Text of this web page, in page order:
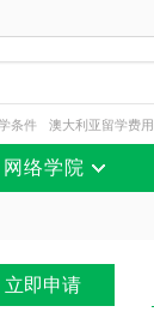
条件 澳大利亚留学费用
网络学院
立即申请